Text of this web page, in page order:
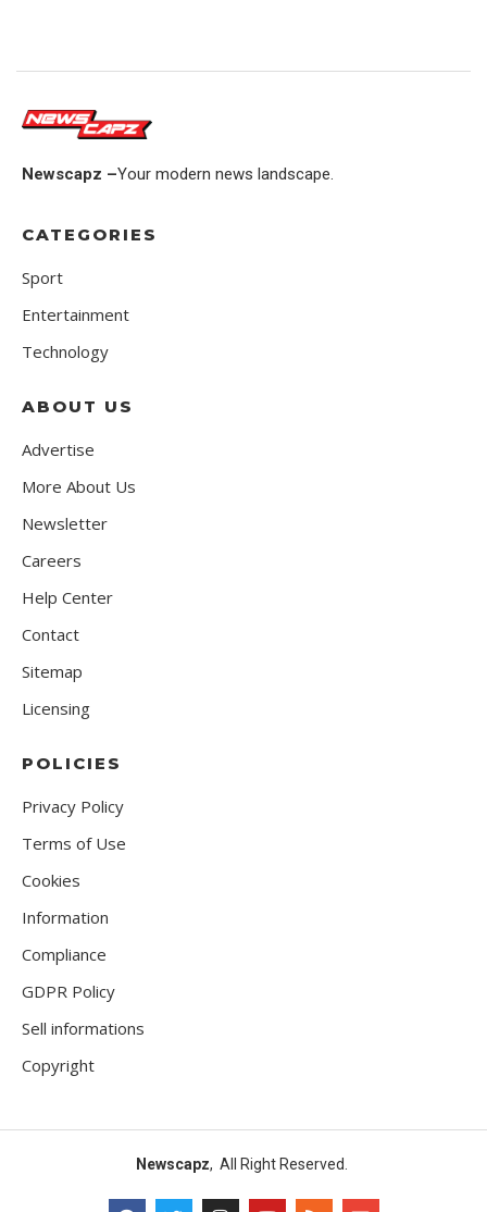
Newscapz –Your modern news landscape.
CATEGORIES
Sport
Entertainment
Technology
ABOUT US
Advertise
More About Us
Newsletter
Careers
Help Center
Contact
Sitemap
Licensing
POLICIES
Privacy Policy
Terms of Use
Cookies
Information
Compliance
GDPR Policy
Sell informations
Copyright
Newscapz, All Right Reserved.